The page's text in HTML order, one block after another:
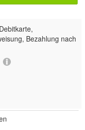
Bezahlung nach